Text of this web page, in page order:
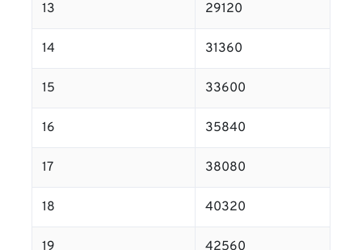
13 29120
14 31360
15 33600
16 35840
17 38080
18 40320
19 42560